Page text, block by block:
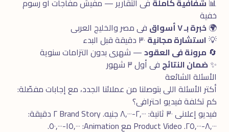
خفية
🌍خبرة بـ ٧ أسواق
فى مصر والخليج العربى
💡استشارة مجانية
🔄 مرونة فى العقود— شهرى بدون التزامات سنوية
✨ضمان النتائج فى أول ٣ شهور
الأسئلة الشائعة
أكتر الأسئلة اللى بتوصلنا من عملائنا الجدد، مع إجابات مفصّلة:
كم تكلفة فيديو احترافى؟
فيديو إعلانى ٣٠ ثانية: ٢,٠٠٠-٨,٠٠٠ جنيه. Brand Story ٢ دقيقة:
٨,٠٠٠-٢٥,٠٠٠. Product Video مع Animation: ١٥,٠٠٠-٥٠,٠٠٠.